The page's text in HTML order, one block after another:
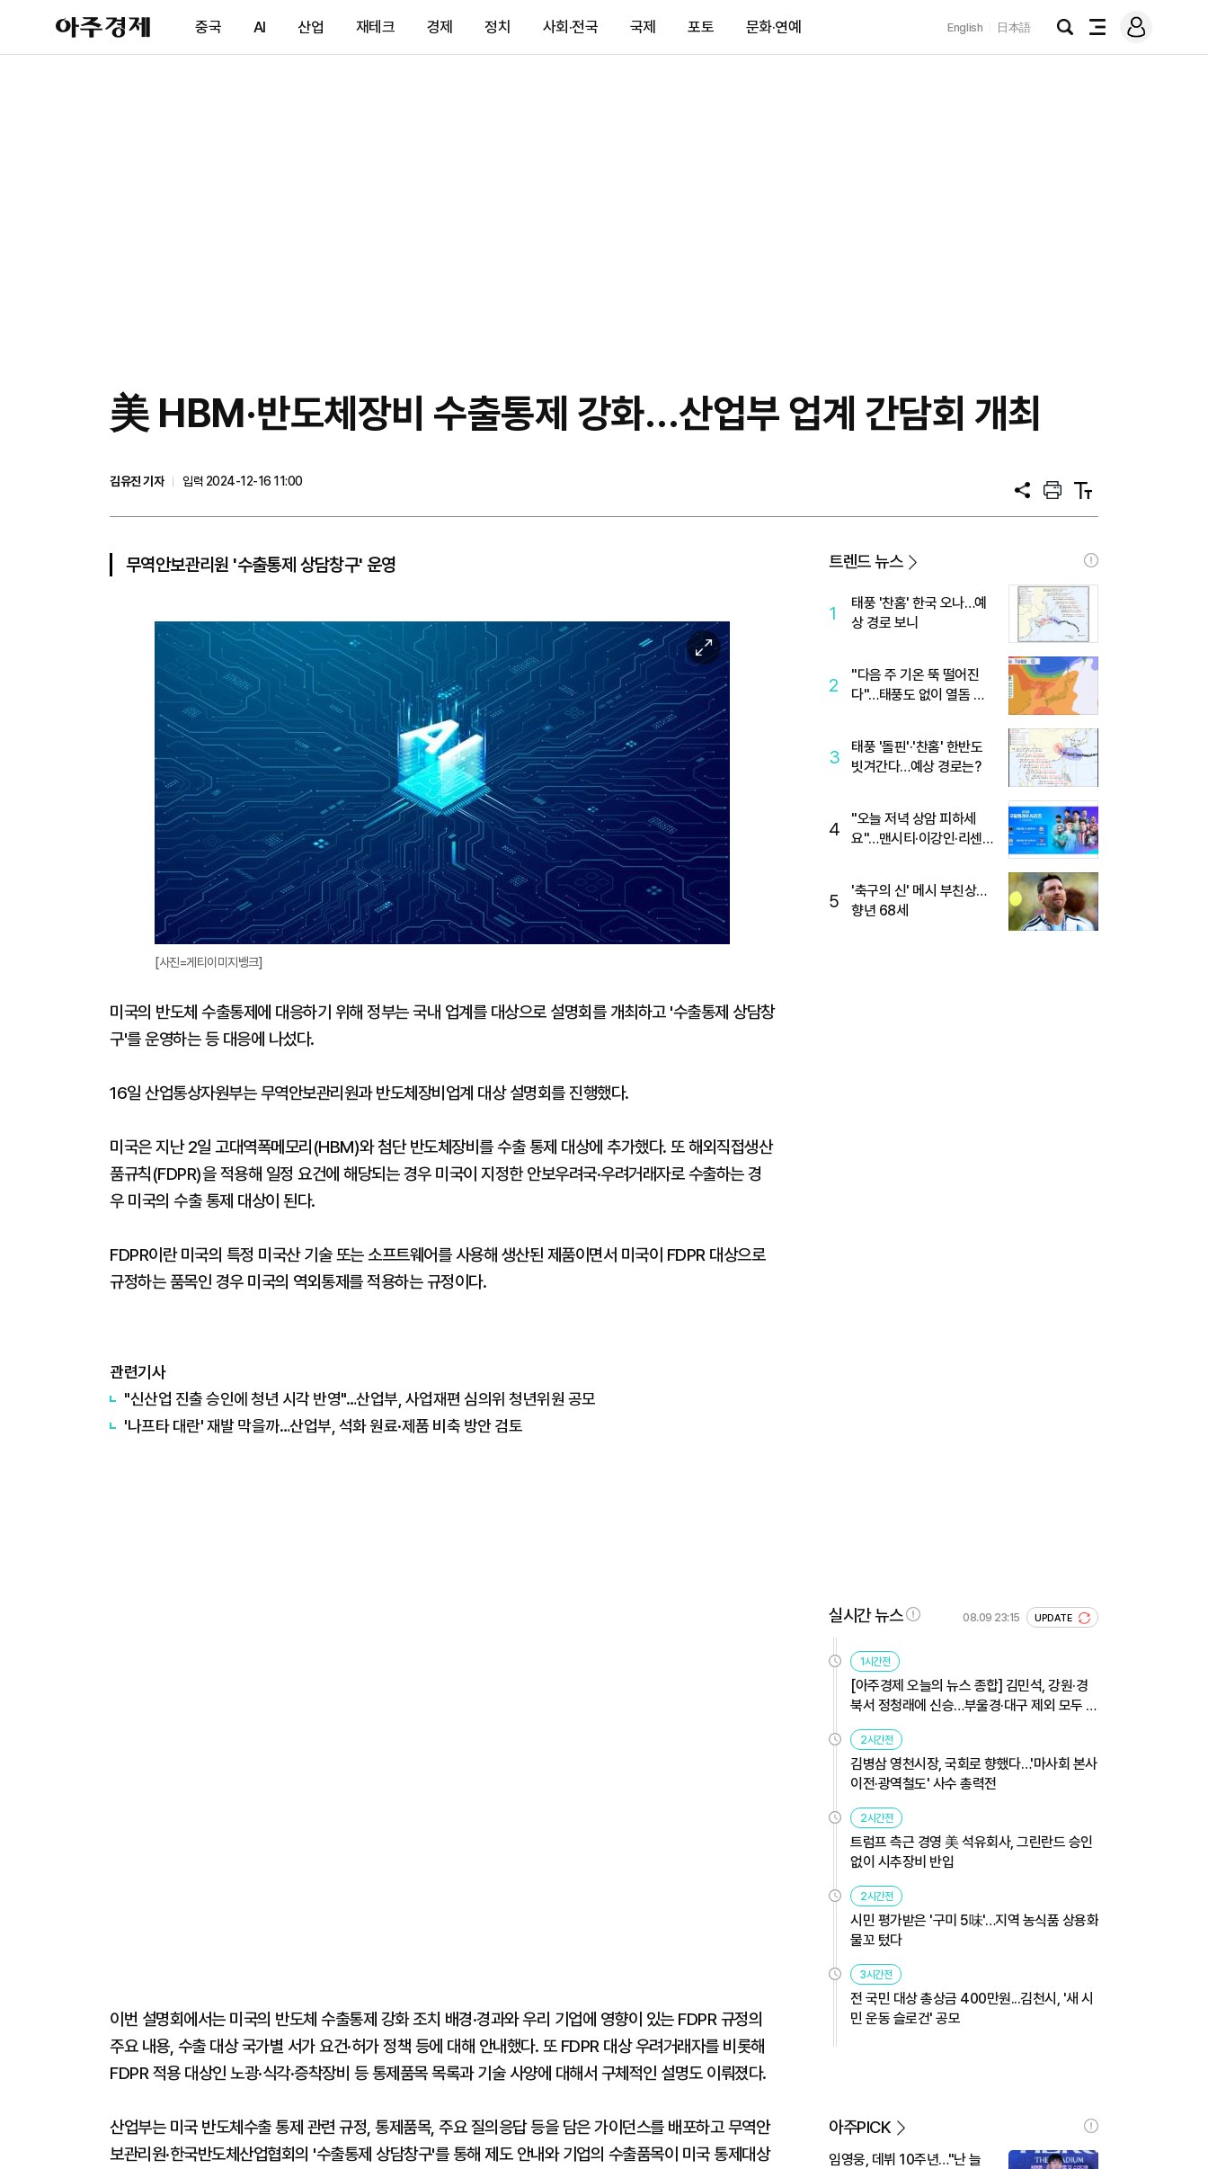
아
주
제
중국 AI 산업 재테크 경제 정치 사회·전국 국제 포토 문화·연예 English 日本語
검
전
메
그
美 HBM·반도체장비 수출통제 강화…산업부 업계 간담회 개최
김유진 기자
입력 2024-12-16 11:00
공
프
트
텍
트
무역안보관리원 '수출통제 상담창구' 운영
이
미
지
확
대
[사진=게티이미지뱅크]
미국의 반도체 수출통제에 대응하기 위해 정부는 국내 업계를 대상으로 설명회를 개최하고 '수출통제 상담창
구'를 운영하는 등 대응에 나섰다.
16일 산업통상자원부는 무역안보관리원과 반도체장비업계 대상 설명회를 진행했다.
미국은 지난 2일 고대역폭메모리(HBM)와 첨단 반도체장비를 수출 통제 대상에 추가했다. 또 해외직접생산
품규칙(FDPR)을 적용해 일정 요건에 해당되는 경우 미국이 지정한 안보우려국·우려거래자로 수출하는 경
우 미국의 수출 통제 대상이 된다.
FDPR이란 미국의 특정 미국산 기술 또는 소프트웨어를 사용해 생산된 제품이면서 미국이 FDPR 대상으로
규정하는 품목인 경우 미국의 역외통제를 적용하는 규정이다.
관련기사
"신산업 진출 승인에 청년 시각 반영"…산업부, 사업재편 심의위 청년위원 공모
'나프타 대란' 재발 막을까…산업부, 석화 원료·제품 비축 방안 검토
이번 설명회에서는 미국의 반도체 수출통제 강화 조치 배경·경과와 우리 기업에 영향이 있는 FDPR 규정의
주요 내용, 수출 대상 국가별 서가 요건·허가 정책 등에 대해 안내했다. 또 FDPR 대상 우려거래자를 비롯해
FDPR 적용 대상인 노광·식각·증착장비 등 통제품목 목록과 기술 사양에 대해서 구체적인 설명도 이뤄졌다.
산업부는 미국 반도체수출 통제 관련 규정, 통제품목, 주요 질의응답 등을 담은 가이던스를 배포하고 무역안
보관리원·한국반도체산업협회의 '수출통제 상담창구'를 통해 제도 안내와 기업의 수출품목이 미국 통제대상
트렌드 뉴스
1
태풍 '찬홈' 한국 오나…예
상 경로 보니
2
"다음 주 기온 뚝 떨어진
다"…태풍도 없이 열돔 박
3
태풍 '돌핀'·'찬홈' 한반도
빗겨간다…예상 경로는?
4
"오늘 저녁 상암 피하세
요"…맨시티·이강인·리센느
5
'축구의 신' 메시 부친상…
향년 68세
실시간 뉴스 08.09 23:15 UPDATE
1시간전
[아주경제 오늘의 뉴스 종합] 김민석, 강원·경
북서 정청래에 신승…부울경·대구 제외 모두 웃
었다 外
2시간전
김병삼 영천시장, 국회로 향했다…'마사회 본사
이전·광역철도' 사수 총력전
2시간전
트럼프 측근 경영 美 석유회사, 그린란드 승인
없이 시추장비 반입
2시간전
시민 평가받은 '구미 5味'…지역 농식품 상용화
물꼬 텄다
3시간전
전 국민 대상 총상금 400만원...김천시, '새 시
민 운동 슬로건' 공모
아주PICK
임영웅, 데뷔 10주년…"난 늘